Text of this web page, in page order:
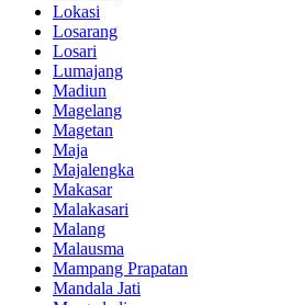
Lokasi
Losarang
Losari
Lumajang
Madiun
Magelang
Magetan
Maja
Majalengka
Makasar
Malakasari
Malang
Malausma
Mampang Prapatan
Mandala Jati